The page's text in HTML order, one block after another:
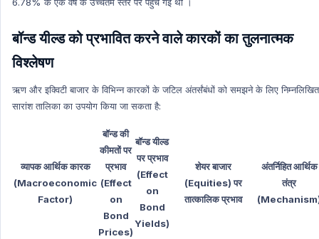
6.78% के एक वर्ष के उच्चतम स्तर पर पहुंच गई थी ।
बॉन्ड यील्ड को प्रभावित करने वाले कारकों का तुलनात्मक
विश्लेषण
ऋण और इक्विटी बाजार के विभिन्न कारकों के जटिल अंतर्संबंधों को समझने के लिए निम्नलिखित
सारांश तालिका का उपयोग किया जा सकता है:
व्यापक आर्थिक कारक
(Macroeconomic
Factor)
बॉन्ड की
कीमतों पर
प्रभाव
(Effect
on
Bond
Prices)
बॉन्ड यील्ड
पर प्रभाव
(Effect
on
Bond
Yields)
शेयर बाजार
(Equities) पर
तात्कालिक प्रभाव
अंतर्निहित आर्थिक
तंत्र